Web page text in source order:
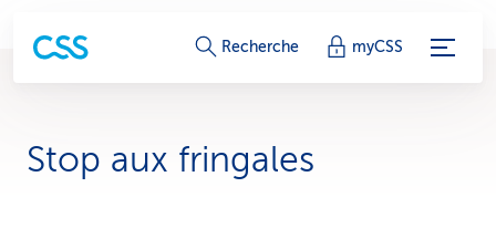
L
e
Recherche myCSS
Stop aux fringales